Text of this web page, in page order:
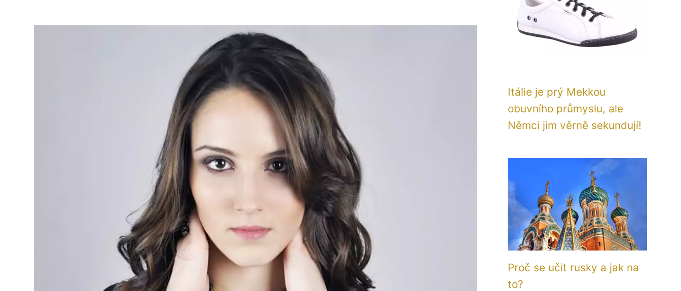
Itálie je prý Mekkou
obuvního průmyslu, ale
Němci jim věrně sekundují!
Proč se učit rusky a jak na
to?